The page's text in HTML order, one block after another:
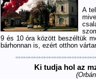
A
9 és 10 óra között beszéltük
bárhonnan is, ezért otthon
Ki tudja hol az